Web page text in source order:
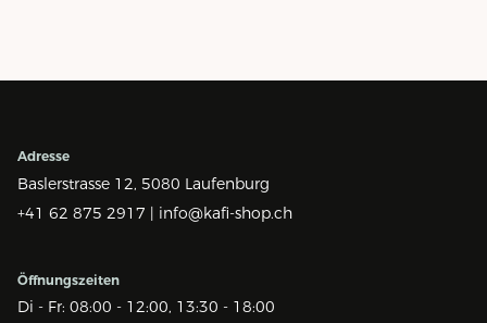
Adresse
Baslerstrasse 12, 5080 Laufenburg
+41 62 875 2917 | info@kafi-shop.ch
Öffnungszeiten
Di - Fr: 08:00 - 12:00, 13:30 - 18:00